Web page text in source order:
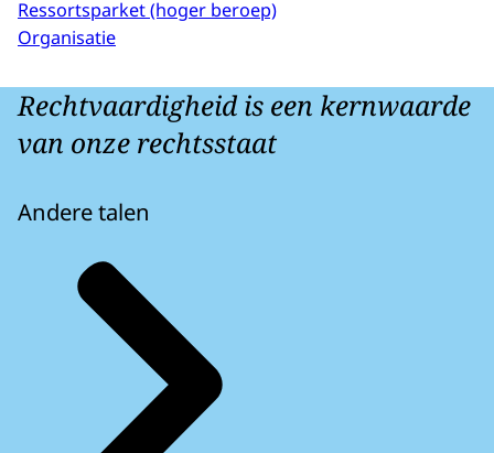
Ressortsparket (hoger beroep)
Organisatie
Rechtvaardigheid is een kernwaarde
van onze rechtsstaat
Andere talen